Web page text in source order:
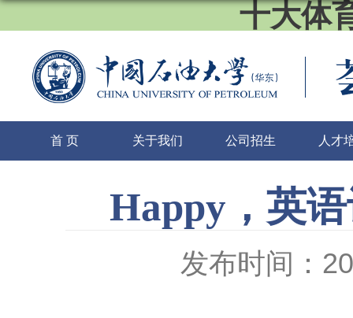
十大体
首 页 关于我们 公司招生 人才
Happy，英
发布时间：